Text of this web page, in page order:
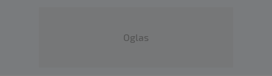
Oglas